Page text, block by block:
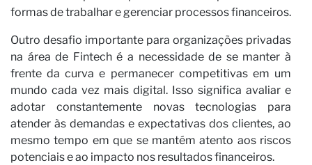
formas de trabalhar e gerenciar processos financeiros.
Outro desafio importante para organizações privadas
na área de Fintech é a necessidade de se manter à
frente da curva e permanecer competitivas em um
mundo cada vez mais digital. Isso significa avaliar e
adotar constantemente novas tecnologias para
atender às demandas e expectativas dos clientes, ao
mesmo tempo em que se mantém atento aos riscos
potenciais e ao impacto nos resultados financeiros.